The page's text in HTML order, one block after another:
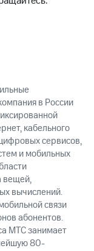
в России
кабельного
сервисов,
и мобильных
вещей,
вычислений.
связи
абонентов.
МТС занимает
80-